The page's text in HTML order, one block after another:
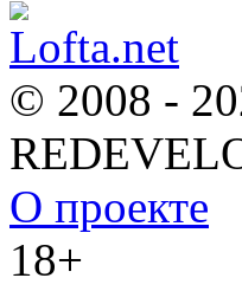
© 2008 -
О проекте
18+